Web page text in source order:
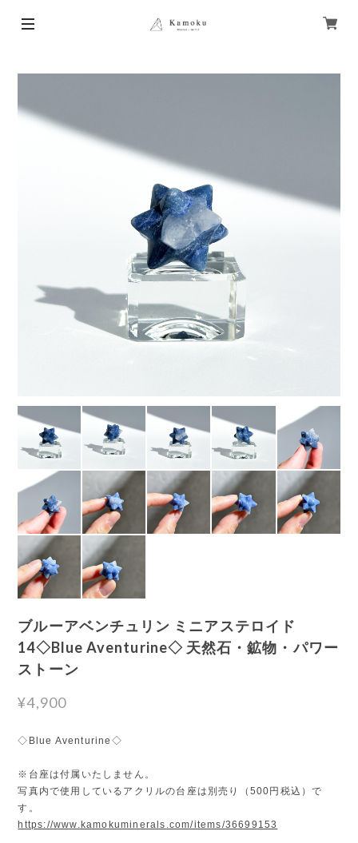
ブルーアベンチュリン ミニアステロイド
14◇Blue Aventurine◇ 天然石・鉱物・パワー
ストーン
¥4,900
◇Blue Aventurine◇
※台座は付属いたしません。
写真内で使用しているアクリルの台座は別売り（500円税込）で
す。
https://www.kamokuminerals.com/items/36699153